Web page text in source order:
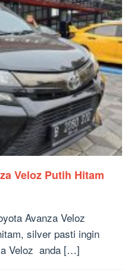
Veloz Putih Hitam
Avanza Veloz
silver pasti ingin
Veloz anda […]